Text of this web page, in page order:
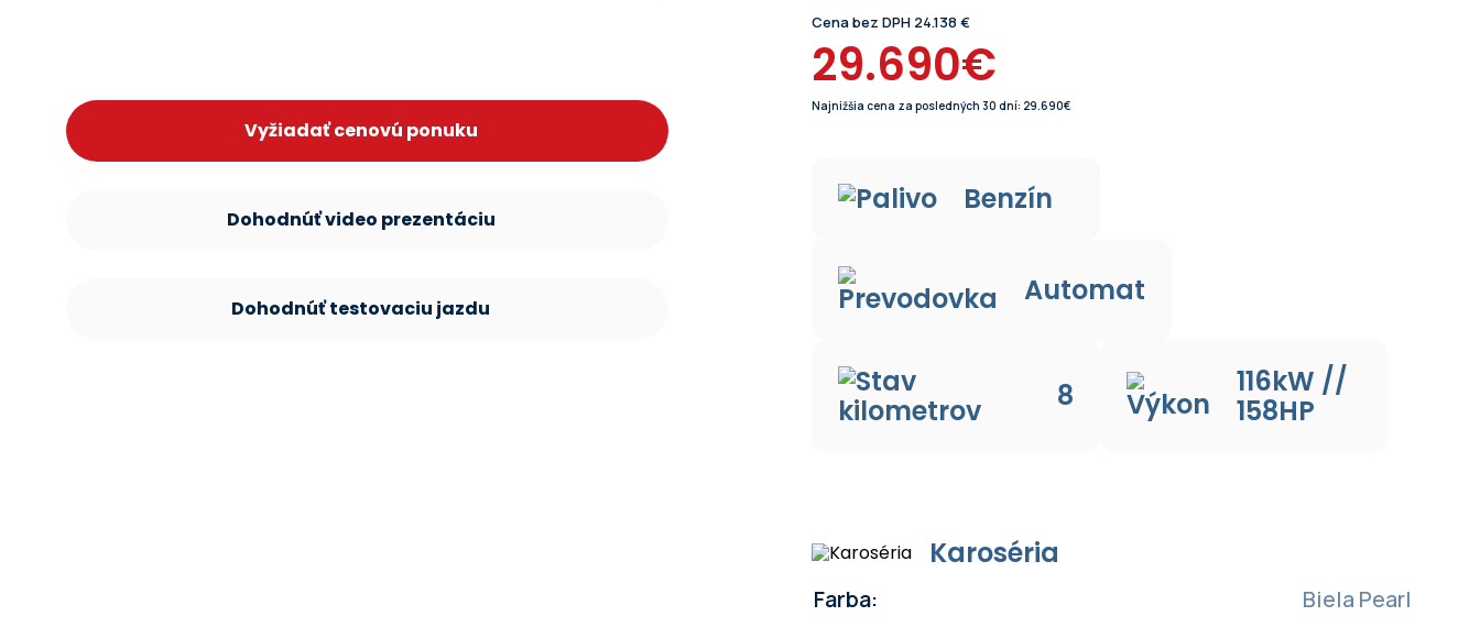
Vyžiadať cenovú ponuku
Dohodnúť video prezentáciu
Dohodnúť testovaciu jazdu
Cena bez DPH 24.138 €
29.690€
Najnižšia cena za posledných 30 dní: 29.690€
Benzín
Automat
8
116kW //
158HP
Karoséria
Farba:
Biela Pearl